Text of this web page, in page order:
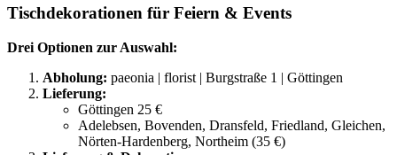
Tischdekorationen für Feiern & Events
Drei Optionen zur Auswahl:
Abholung: paeonia | florist | Burgstraße 1 | Göttingen
Lieferung:
Göttingen 25 €
Adelebsen, Bovenden, Dransfeld, Friedland, Gleichen,
Nörten-Hardenberg, Northeim (35 €)